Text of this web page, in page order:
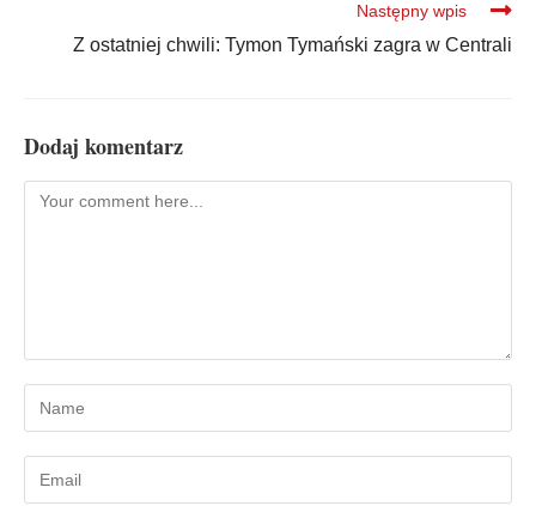
Następny wpis
Z ostatniej chwili: Tymon Tymański zagra w Centrali
Dodaj komentarz